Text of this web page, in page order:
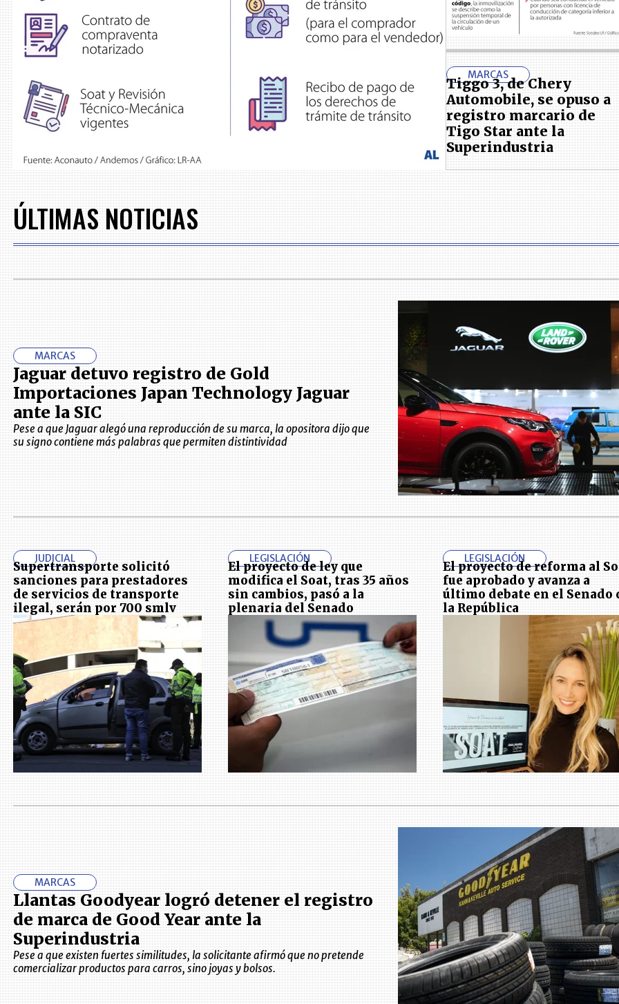
MARCAS
Tiggo 3, de Chery
Automobile, se opuso a
registro marcario de
Tigo Star ante la
Superindustria
ÚLTIMAS NOTICIAS
MARCAS
Jaguar detuvo registro de Gold
Importaciones Japan Technology Jaguar
ante la SIC
Pese a que Jaguar alegó una reproducción de su marca, la opositora dijo que
su signo contiene más palabras que permiten distintividad
JUDICIAL
Supertransporte solicitó
sanciones para prestadores
de servicios de transporte
ilegal, serán por 700 smlv
LEGISLACIÓN
El proyecto de ley que
modifica el Soat, tras 35 años
sin cambios, pasó a la
plenaria del Senado
LEGISLACIÓN
El proyecto de reforma al
fue aprobado y avanza a
último debate en el Senado
la República
MARCAS
Llantas Goodyear logró detener el registro
de marca de Good Year ante la
Superindustria
Pese a que existen fuertes similitudes, la solicitante afirmó que no pretende
comercializar productos para carros, sino joyas y bolsos.